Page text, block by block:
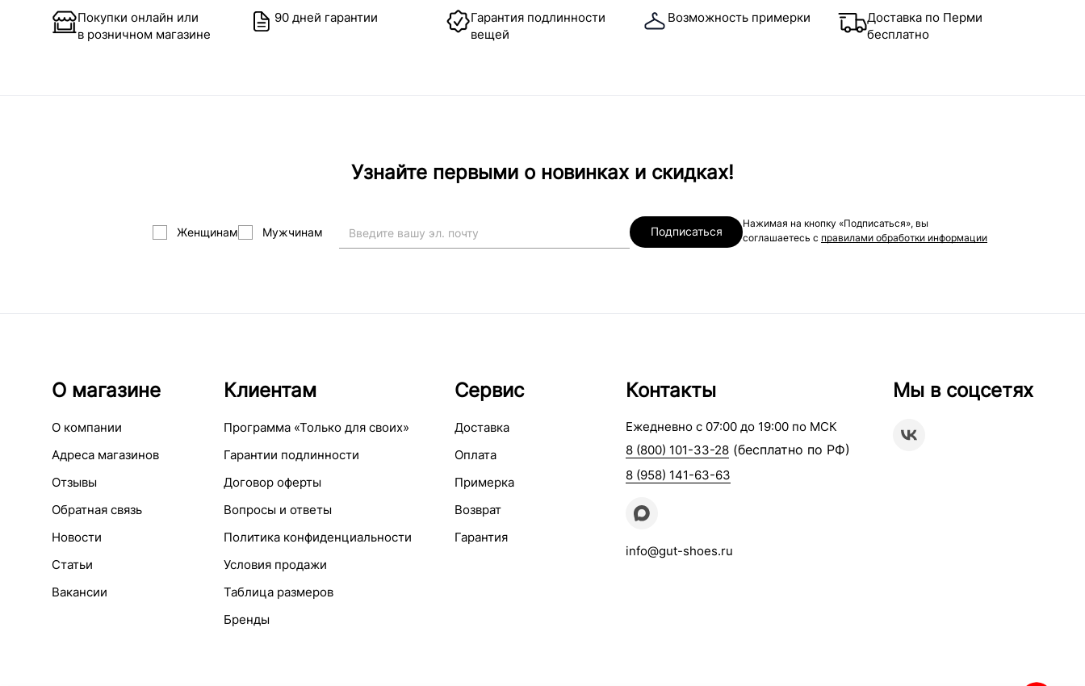
Покупки онлайн или
в розничном магазине
90 дней гарантии
Гарантия подлинности
вещей
Возможность примерки
Доставка по Перми
бесплатно
Узнайте первыми о новинках и скидках!
Женщинам Мужчинам Подписаться
Нажимая на кнопку «Подписаться», вы
соглашаетесь с правилами обработки информации
О магазине
О компании
Адреса магазинов
Отзывы
Обратная связь
Новости
Статьи
Вакансии
Клиентам
Программа «Только для своих»
Гарантии подлинности
Договор оферты
Вопросы и ответы
Политика конфиденциальности
Условия продажи
Таблица размеров
Бренды
Сервис
Доставка
Оплата
Примерка
Возврат
Гарантия
Контакты
Ежедневно с 07:00 до 19:00 по МСК
8 (800) 101-33-28 (бесплатно по РФ)
8 (958) 141-63-63
info@gut-shoes.ru
Мы в соцсетях